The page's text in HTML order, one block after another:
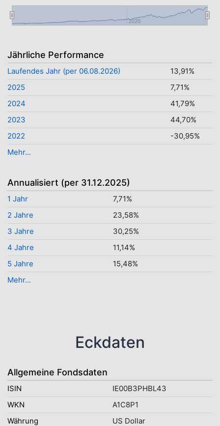
2020
Jährliche Performance
Laufendes Jahr (per 06.08.2026)
13,91%
2025
7,71%
2024
41,79%
2023
44,70%
2022
-30,95%
Mehr...
Annualisiert (per 31.12.2025)
1 Jahr
7,71%
2 Jahre
23,58%
3 Jahre
30,25%
4 Jahre
11,14%
5 Jahre
15,48%
Mehr...
Eckdaten
Allgemeine Fondsdaten
ISIN
IE00B3PHBL43
WKN
A1C8P1
Währung
US Dollar